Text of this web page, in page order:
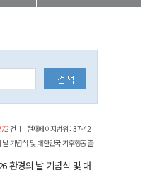
건 현재페이지범위 : 37-42
환경의 날 기념식 및 대